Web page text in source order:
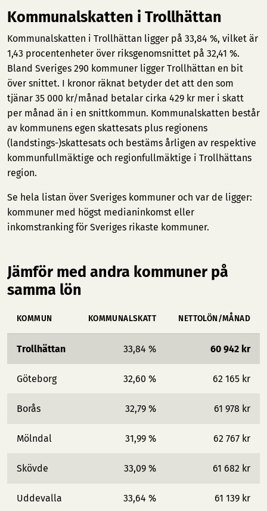
Kommunalskatten i Trollhättan
Kommunalskatten i Trollhättan ligger på 33,84 %, vilket är
1,43 procentenheter över riksgenomsnittet på 32,41 %.
Bland Sveriges 290 kommuner ligger Trollhättan en bit
över snittet. I kronor räknat betyder det att den som
tjänar 35 000 kr/månad betalar cirka 429 kr mer i skatt
per månad än i en snittkommun. Kommunalskatten består
av kommunens egen skattesats plus regionens
(landstings-)skattesats och bestäms årligen av respektive
kommunfullmäktige och regionfullmäktige i Trollhättans
region.
Se hela listan över Sveriges kommuner och var de ligger:
kommuner med högst medianinkomst eller
inkomstranking för Sveriges rikaste kommuner.
Jämför med andra kommuner på
samma lön
KOMMUN KOMMUNALSKATT NETTOLÖN/MÅNAD
Trollhättan 33,84 % 60 942 kr
Göteborg 32,60 % 62 165 kr
Borås 32,79 % 61 978 kr
Mölndal 31,99 % 62 767 kr
Skövde 33,09 % 61 682 kr
Uddevalla 33,64 % 61 139 kr